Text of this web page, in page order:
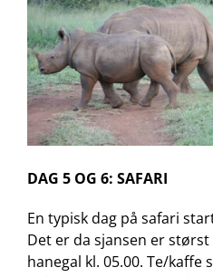
DAG 5 OG 6: SAFARI
En typisk dag på safari
Det er da sjansen er
hanegal kl. 05.00. Te/kaffe